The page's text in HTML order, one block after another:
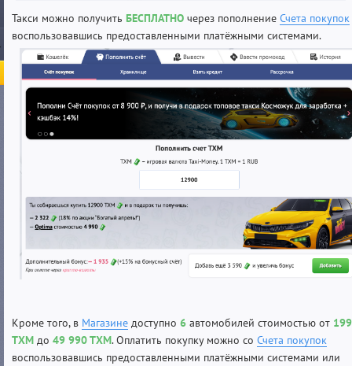
Такси можно получить БЕСПЛАТНО через пополнение Счета покупок
воспользовавшись предоставленными платёжными системами.
Кроме того, в Магазине доступно 6 автомобилей стоимостью от 199
ТХМ до 49 990 ТХМ. Оплатить покупку можно со Счета покупок
воспользовавшись предоставленными платёжными системами или